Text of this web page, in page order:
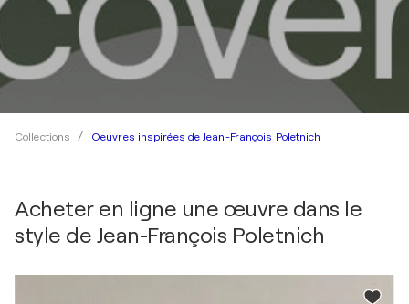
Collections Oeuvres inspirées de Jean-François Poletnich
Acheter en ligne une œuvre dans le
style de Jean-François Poletnich